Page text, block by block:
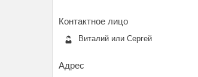
Виталий или Сергей